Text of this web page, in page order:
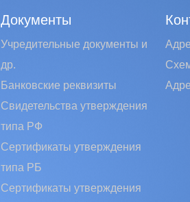
Документы
Учредительные документы и
др.
Банковские реквизиты
Свидетельства утверждения
типа РФ
Сертификаты утверждения
типа РБ
Сертификаты утверждения